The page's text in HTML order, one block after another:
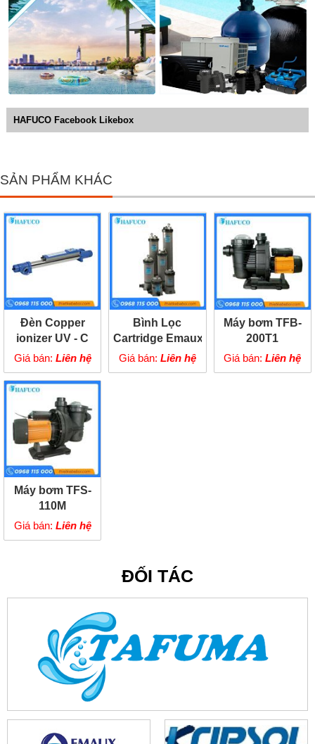
HAFUCO Facebook Likebox
SẢN PHẨM KHÁC
Đèn Copper
ionizer UV - C
75W
Giá bán: Liên hệ
Bình Lọc
Cartridge Emaux
CF75 - CE
Giá bán: Liên hệ
Máy bơm TFB-
200T1
Giá bán:Liên hệ
Máy bơm TFS-
110M
Giá bán: Liên hệ
ĐỐI TÁC